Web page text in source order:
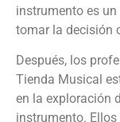
instrumento es
tomar la decisión
Después, los
Tienda Musical
en la exploración
instrumento.